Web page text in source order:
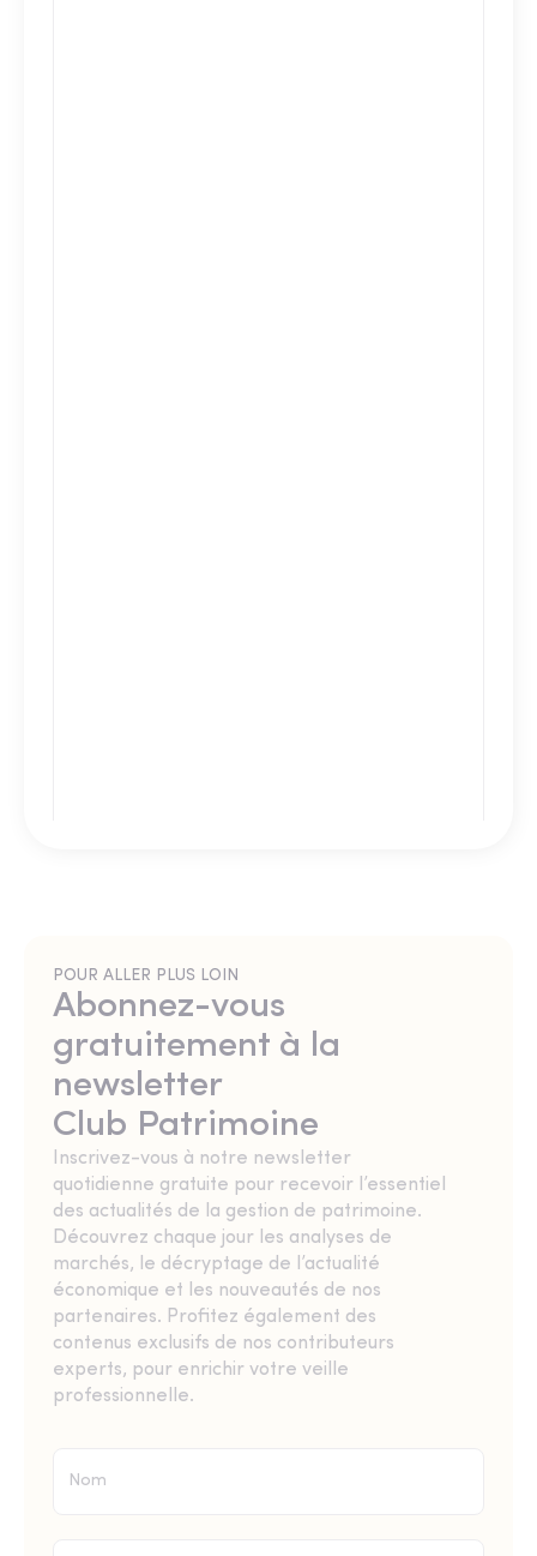
POUR ALLER PLUS LOIN
Abonnez-vous
gratuitement à la
newsletter
Club Patrimoine
Inscrivez-vous à notre newsletter
quotidienne gratuite pour recevoir l’essentiel
des actualités de la gestion de patrimoine.
Découvrez chaque jour les analyses de
marchés, le décryptage de l’actualité
économique et les nouveautés de nos
partenaires. Profitez également des
contenus exclusifs de nos contributeurs
experts, pour enrichir votre veille
professionnelle.